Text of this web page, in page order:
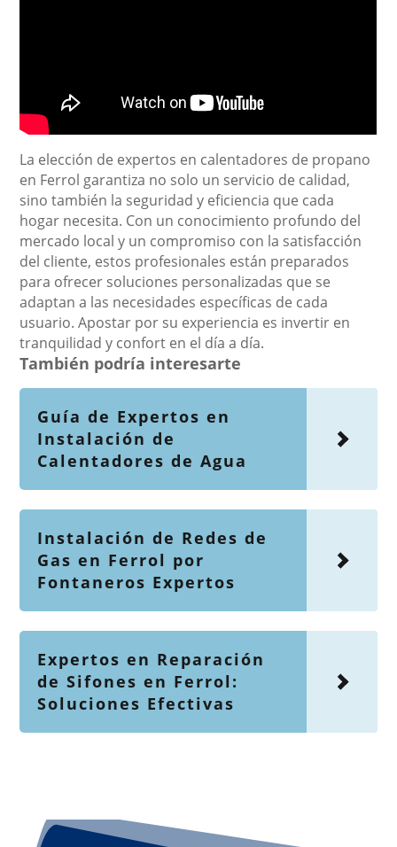
La elección de expertos en calentadores de propano
en Ferrol garantiza no solo un servicio de calidad,
sino también la seguridad y eficiencia que cada
hogar necesita. Con un conocimiento profundo del
mercado local y un compromiso con la satisfacción
del cliente, estos profesionales están preparados
para ofrecer soluciones personalizadas que se
adaptan a las necesidades específicas de cada
usuario. Apostar por su experiencia es invertir en
tranquilidad y confort en el día a día.
También podría interesarte
Guía de Expertos en
Instalación de
Calentadores de Agua
Instalación de Redes de
Gas en Ferrol por
Fontaneros Expertos
Expertos en Reparación
de Sifones en Ferrol:
Soluciones Efectivas